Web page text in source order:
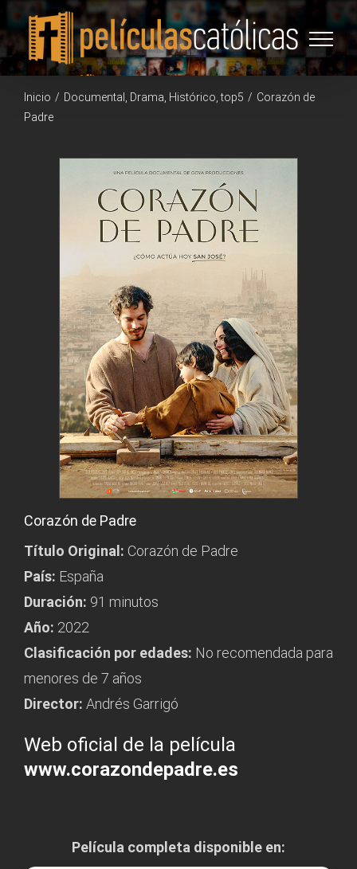
contenido
Inicio / Documental Drama Histórico ,top5 / Corazón de
Padre
Corazón de Padre
Título Original: Corazón de Padre
País: España
Duración: 91 minutos
Año: 2022
Clasificación por edades: No recomendada para
menores de 7 años
Director: Andrés Garrigó
Web oficial de la película
www.corazondepadre.es
Película completa disponible en: